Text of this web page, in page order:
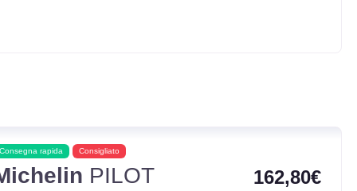
Consegna rapida Consigliato
PILOT
162,80€